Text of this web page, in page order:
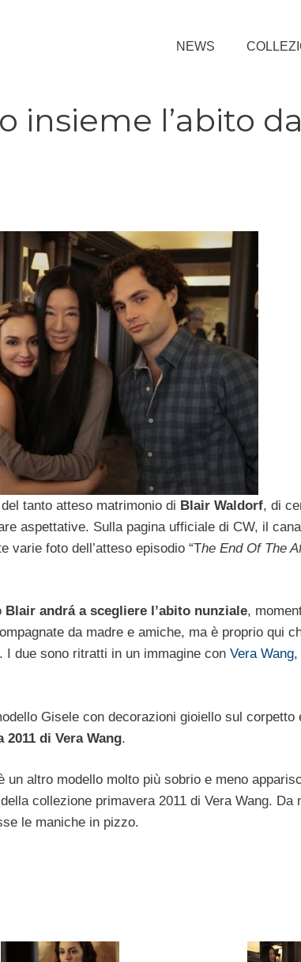
NEWS
insieme l’abito
tanto atteso matrimonio di Blair Waldorf, di
aspettative. Sulla pagina ufficiale di CW, il
varie foto dell’atteso episodio “The End Of The
Blair andrá a scegliere l’abito nunziale,
da madre e amiche, ma è proprio qui
. I due sono ritratti in un immagine con Vera Wang,
Gisele con decorazioni gioiello sul corpetto
di Vera Wang.
un altro modello molto più sobrio e meno
collezione primavera 2011 di Vera Wang. Da
le maniche in pizzo.